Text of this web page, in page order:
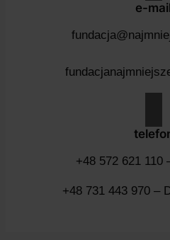
e-mail
+48 572 621 110
+48 731 443 970 –